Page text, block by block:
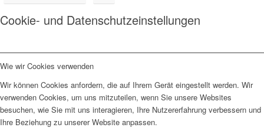
Cookie- und Datenschutzeinstellungen
Wie wir Cookies verwenden
Wir können Cookies anfordern, die auf Ihrem Gerät eingestellt werden. Wir
verwenden Cookies, um uns mitzuteilen, wenn Sie unsere Websites
besuchen, wie Sie mit uns interagieren, Ihre Nutzererfahrung verbessern und
Ihre Beziehung zu unserer Website anpassen.